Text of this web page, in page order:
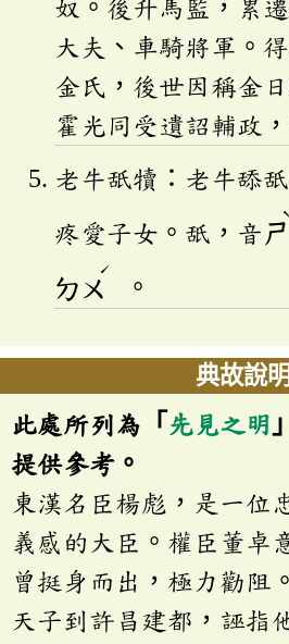
奴。後升馬監，累
大夫、車騎將軍。
金氏，後世因稱金
霍光同受遺詔輔政
老牛舐犢：老牛舔
疼愛子女。舐，音 ㄕ
ㄉㄨ
ˊ
。
典故說明
此處所列為「 先見之明
提供參考。
東漢名臣楊彪，是一位
義感的大臣。權臣董卓
曾挺身而出，極力勸阻
天子到許昌建都，誣指